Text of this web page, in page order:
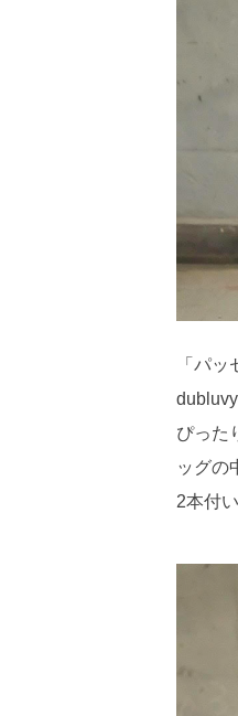
「パッ
ぴった
ッグの
2本付